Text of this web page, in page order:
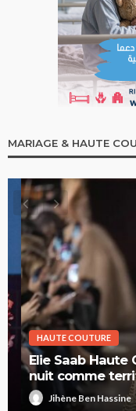
MARIAGE & HAUTE
HAUTE COUTURE
Elie Saab Haute
nuit comme
Jihène Ben Hassine